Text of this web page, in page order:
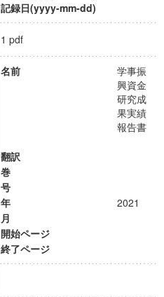
記録日(yyyy-mm-dd)
1 pdf
名前
学事振
興資金
研究成
果実績
報告書
翻訳
巻
号
年
2021
月
開始ページ
終了ページ